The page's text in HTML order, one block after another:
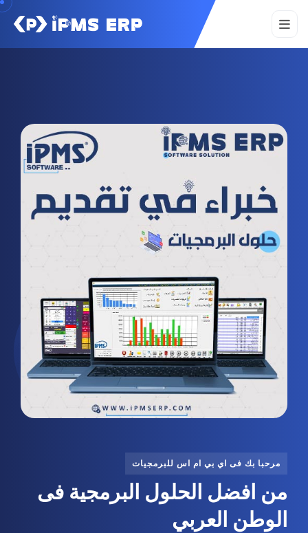
مرحبا بك فى اي بي ام اس للبرمجيات
من افضل الحلول البرمجية فى
الوطن العربي